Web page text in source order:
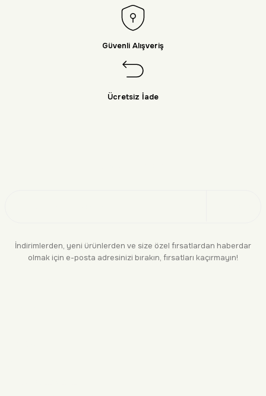
Güvenli Alışveriş
Ücretsiz İade
İndirimlerden, yeni ürünlerden ve size özel fırsatlardan haberdar
olmak için e-posta adresinizi bırakın, fırsatları kaçırmayın!